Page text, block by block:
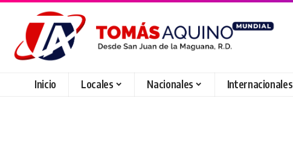
Inicio Locales Nacionales Internacionales